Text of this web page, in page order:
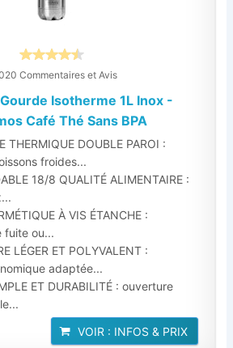
Commentaires et Avis
Gourde Isotherme 1L Inox -
Café Thé Sans BPA
THERMIQUE DOUBLE PAROI :
froides...
18/8 QUALITÉ ALIMENTAIRE :
À VIS ÉTANCHE :
fuite ou...
LÉGER ET POLYVALENT :
adaptée...
ET DURABILITÉ : ouverture
VOIR : INFOS & PRIX